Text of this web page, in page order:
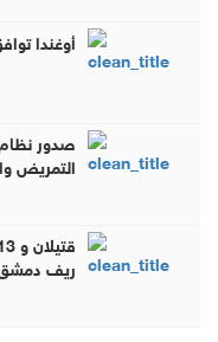
أوغندا
صدور
التمريض
ريف